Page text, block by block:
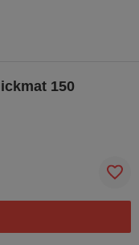
150